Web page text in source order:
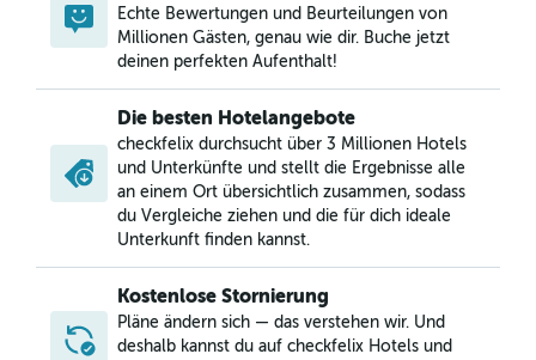
Echte Bewertungen und Beurteilungen von
Millionen Gästen, genau wie dir. Buche jetzt
deinen perfekten Aufenthalt!
Die besten Hotelangebote
checkfelix durchsucht über 3 Millionen Hotels
und Unterkünfte und stellt die Ergebnisse alle
an einem Ort übersichtlich zusammen, sodass
du Vergleiche ziehen und die für dich ideale
Unterkunft finden kannst.
Kostenlose Stornierung
Pläne ändern sich — das verstehen wir. Und
deshalb kannst du auf checkfelix Hotels und